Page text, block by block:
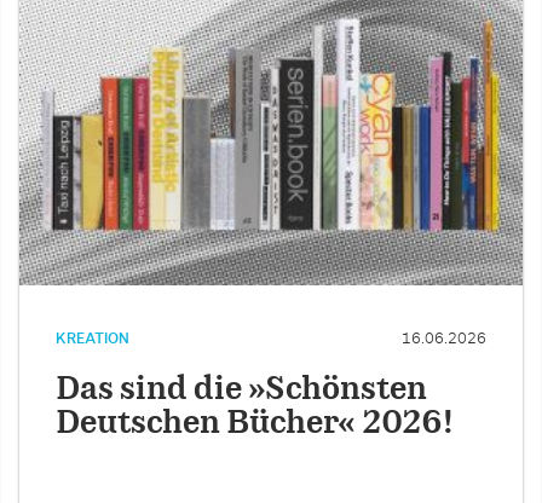
KREATION 16.06.2026
Das sind die »Schönsten
Deutschen Bücher« 2026!